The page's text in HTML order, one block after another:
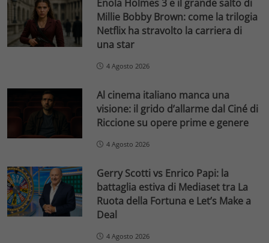
Enola Holmes 3 e il grande salto di
Millie Bobby Brown: come la trilogia
Netflix ha stravolto la carriera di
una star
4 Agosto 2026
Al cinema italiano manca una
visione: il grido d’allarme dal Ciné di
Riccione su opere prime e genere
4 Agosto 2026
Gerry Scotti vs Enrico Papi: la
battaglia estiva di Mediaset tra La
Ruota della Fortuna e Let’s Make a
Deal
4 Agosto 2026